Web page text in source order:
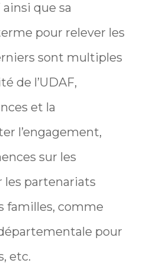
ainsi que sa
pour relever les
sont multiples
de l’UDAF,
et la
l’engagement,
sur les
partenariats
familles, comme
pour
etc.